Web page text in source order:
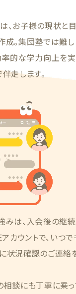
、お子様の現状と
成。集団塾では難
率的な学力向上を
走します。
みは、入会後の継
カウントで、いつ
状況確認のご連絡
相談にも丁寧に乗